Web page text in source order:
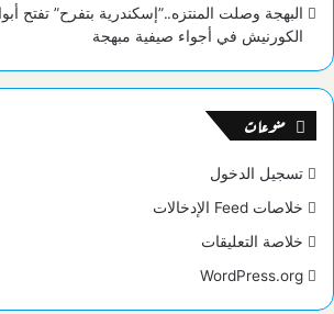
البهجة وصلت المنتزه..”إسكندرية بتفرح” تفتح
الكورنيش في أجواء صيفية مبهجة
منوعات
تسجيل الدخول
خلاصات Feed الإدخالات
خلاصة التعليقات
WordPress.org